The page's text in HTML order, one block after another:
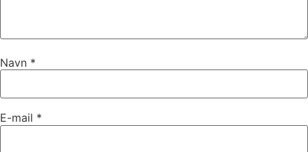
Navn *
E-mail *